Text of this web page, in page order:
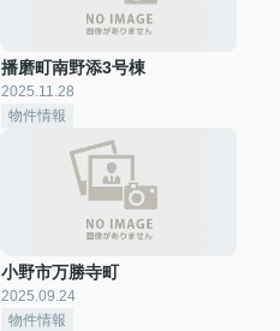
播磨町南野添3号棟
2025.11.28
物件情報
小野市万勝寺町
2025.09.24
物件情報